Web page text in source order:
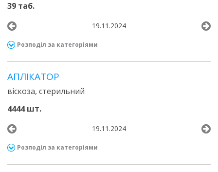
39 таб.
19.11.2024
Розподіл за категоріями
АПЛІКАТОР
віскоза, стерильний
4444 шт.
19.11.2024
Розподіл за категоріями